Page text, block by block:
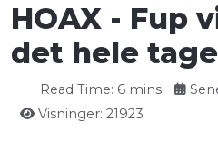
HOAX - Fup
det hele
Read Time: 6 mins
Visninger: 21923